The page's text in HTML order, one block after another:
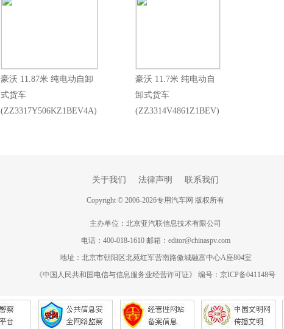
豪沃 11.87米 纯电动自卸
式货车
(ZZ3317Y506KZ1BEV4A)
豪沃 11.7米 纯电动自
卸式货车
(ZZ3314V4861Z1BEV)
关于我们 法律声明 联系我们
Copyright © 2006-2026专用汽车网 版权所有
主办单位：北京亚汽联信息技术有限公司
电话：400-018-1610 邮箱：editor@chinaspv.com
地址：北京市朝阳区北苑红军营南路傲城融富中心A座804室
《中国人民共和国电信与信息服务业经营许可证》 编号：京ICP备041148号